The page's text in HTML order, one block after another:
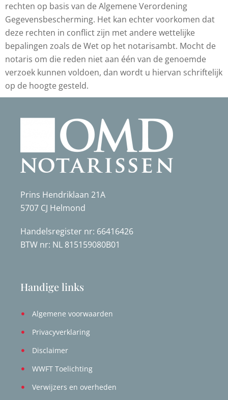
rechten op basis van de Algemene Verordening
Gegevensbescherming. Het kan echter voorkomen dat
deze rechten in conflict zijn met andere wettelijke
bepalingen zoals de Wet op het notarisambt. Mocht de
notaris om die reden niet aan één van de genoemde
verzoek kunnen voldoen, dan wordt u hiervan schriftelijk
op de hoogte gesteld.
Prins Hendriklaan 21A
5707 CJ Helmond
Handelsregister nr: 66416426
BTW nr: NL 815159080B01
Handige links
Algemene voorwaarden
Privacyverklaring
Disclaimer
WWFT Toelichting
Verwijzers en overheden